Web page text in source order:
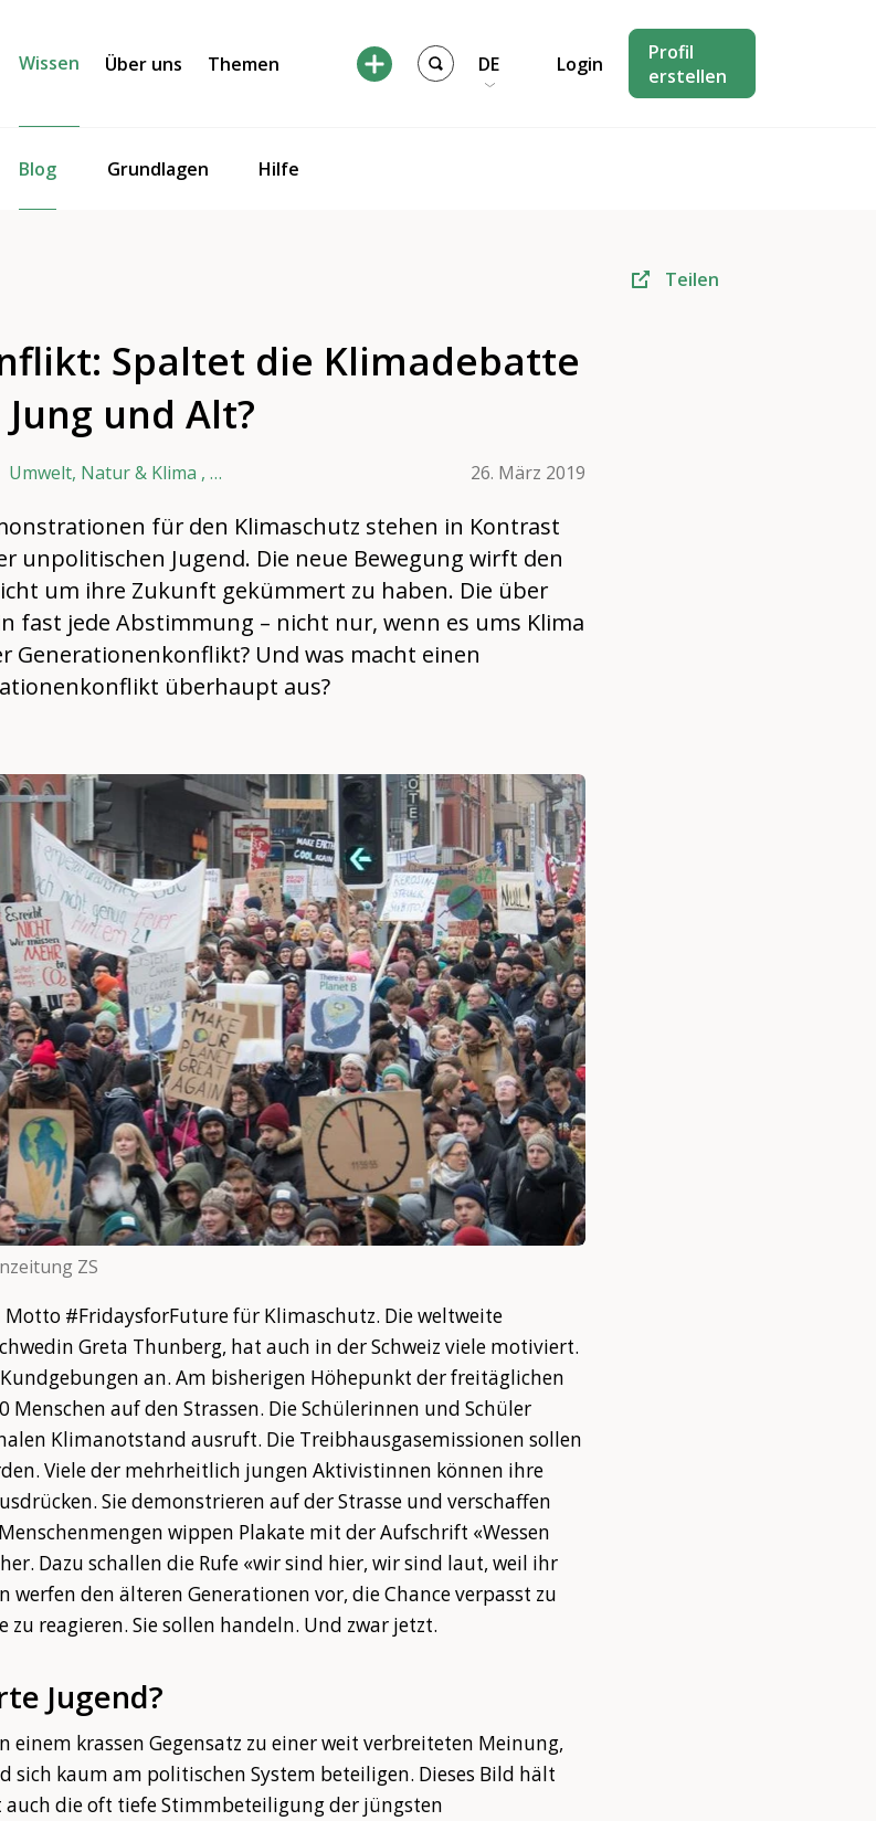
Wissen
Blog Grundlagen Hilfe
Über uns Themen DE Login
Profil
erstellen
Teilen
Spaltet die Klimadebatte
Jung und Alt?
Umwelt, Natur & Klima , Wissenschaft & Generationenforschung ,Generationen-Politik & -Dialog
26. März 2019
für den Klimaschutz stehen in Kontrast
unpolitischen Jugend. Die neue Bewegung wirft den
um ihre Zukunft gekümmert zu haben. Die über
fast jede Abstimmung – nicht nur, wenn es ums Klima
Generationenkonflikt? Und was macht einen
überhaupt aus?
ZS
#FridaysforFuture für Klimaschutz. Die weltweite
Greta Thunberg, hat auch in der Schweiz viele motiviert.
an. Am bisherigen Höhepunkt der freitäglichen
Menschen auf den Strassen. Die Schülerinnen und Schüler
Klimanotstand ausruft. Die Treibhausgasemissionen sollen
Viele der mehrheitlich jungen Aktivistinnen können ihre
Sie demonstrieren auf der Strasse und verschaffen
wippen Plakate mit der Aufschrift «Wessen
Dazu schallen die Rufe «wir sind hier, wir sind laut, weil ihr
den älteren Generationen vor, die Chance verpasst zu
reagieren. Sie sollen handeln. Und zwar jetzt.
Jugend?
einem krassen Gegensatz zu einer weit verbreiteten Meinung,
sich kaum am politischen System beteiligen. Dieses Bild hält
die oft tiefe Stimmbeteiligung der jüngsten